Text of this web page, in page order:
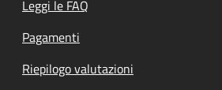
Leggi le FAQ
Pagamenti
Riepilogo valutazioni